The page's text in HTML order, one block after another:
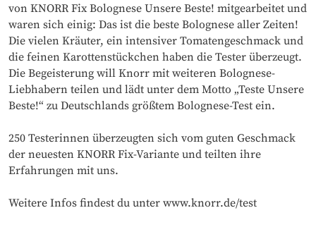
von KNORR Fix Bolognese Unsere Beste! mitgearbeitet und
waren sich einig: Das ist die beste Bolognese aller Zeiten!
Die vielen Kräuter, ein intensiver Tomatengeschmack und
die feinen Karottenstückchen haben die Tester überzeugt.
Die Begeisterung will Knorr mit weiteren Bolognese-
Liebhabern teilen und lädt unter dem Motto „Teste Unsere
Beste!“ zu Deutschlands größtem Bolognese-Test ein.
250 Testerinnen überzeugten sich vom guten Geschmack
der neuesten KNORR Fix-Variante und teilten ihre
Erfahrungen mit uns.
Weitere Infos findest du unter www.knorr.de/test